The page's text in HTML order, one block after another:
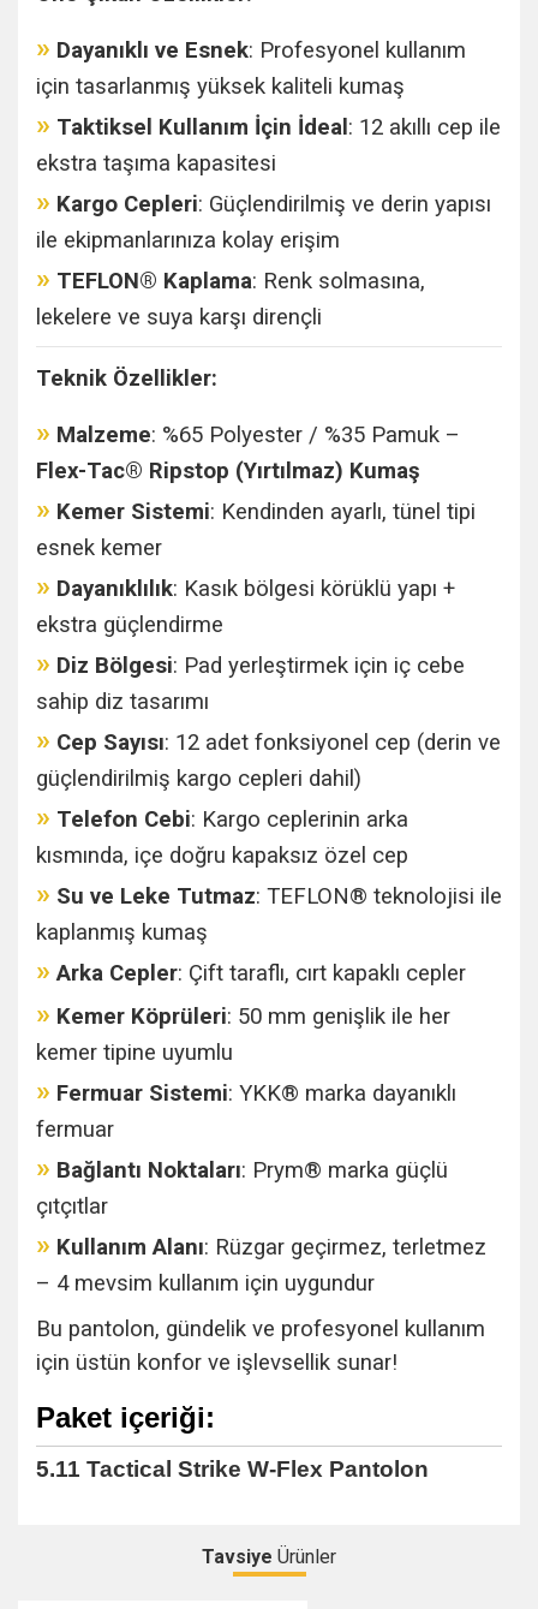
» Dayanıklı ve Esnek: Profesyonel kullanım
için tasarlanmış yüksek kaliteli kumaş
» Taktiksel Kullanım İçin İdeal : 12 akıllı cep ile
ekstra taşıma kapasitesi
» Kargo Cepleri: Güçlendirilmiş ve derin yapısı
ile ekipmanlarınıza kolay erişim
» TEFLON® Kaplama: Renk solmasına,
lekelere ve suya karşı dirençli
Teknik Özellikler:
» Malzeme: %65 Polyester / %35 Pamuk –
Flex-Tac® Ripstop (Yırtılmaz) Kumaş
» Kemer Sistemi: Kendinden ayarlı, tünel tipi
esnek kemer
» Dayanıklılık: Kasık bölgesi körüklü yapı +
ekstra güçlendirme
» Diz Bölgesi: Pad yerleştirmek için iç cebe
sahip diz tasarımı
» Cep Sayısı: 12 adet fonksiyonel cep (derin ve
güçlendirilmiş kargo cepleri dahil)
» Telefon Cebi: Kargo ceplerinin arka
kısmında, içe doğru kapaksız özel cep
» Su ve Leke Tutmaz: TEFLON® teknolojisi ile
kaplanmış kumaş
» Arka Cepler: Çift taraflı, cırt kapaklı cepler
» Kemer Köprüleri: 50 mm genişlik ile her
kemer tipine uyumlu
» Fermuar Sistemi: YKK® marka dayanıklı
fermuar
» Bağlantı Noktaları: Prym® marka güçlü
çıtçıtlar
» Kullanım Alanı: Rüzgar geçirmez, terletmez
– 4 mevsim kullanım için uygundur
Bu pantolon, gündelik ve profesyonel kullanım
için üstün konfor ve işlevsellik sunar!
Paket içeriği:
5.11 Tactical Strike W-Flex Pantolon
Tavsiye Ürünler